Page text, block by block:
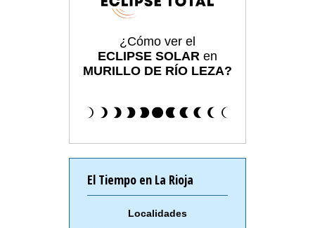
¿Cómo ver el
ECLIPSE SOLAR en
MURILLO DE RÍO LEZA?
El Tiempo en La Rioja
Localidades